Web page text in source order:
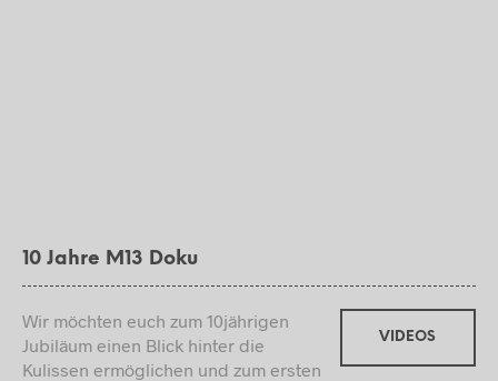
10 Jahre M13 Doku
Wir möchten euch zum 10jährigen
Jubiläum einen Blick hinter die
Kulissen ermöglichen und zum ersten
VIDEOS